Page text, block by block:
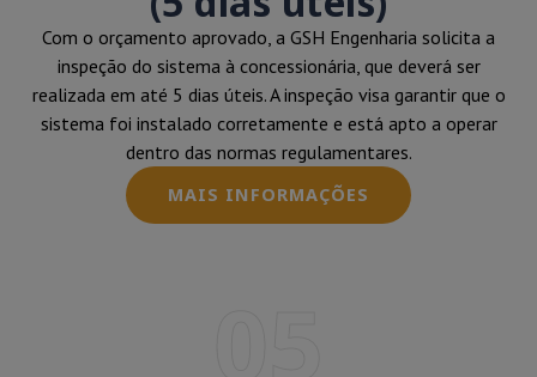
Com o orçamento aprovado, a GSH Engenharia solicita a
inspeção do sistema à concessionária, que deverá ser
realizada em até 5 dias úteis. A inspeção visa garantir que o
sistema foi instalado corretamente e está apto a operar
dentro das normas regulamentares.
MAIS INFORMAÇÕES